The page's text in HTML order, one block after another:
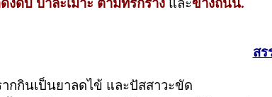
ส
กกินเป็นยาลดไข้ และปัสสาวะขัด